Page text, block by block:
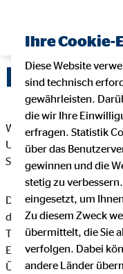
Wir freuen uns sehr
Unternehmen.
Stellenwert bei der
Die Verarbeitung
des Namens, der
Telefonnummer einer
Einklang mit der
Übereinstimmung mit
Ihre Cookie-
Diese Website
sind technisch
gewährleisten.
die wir Ihre
erfragen. Statistik
über das
gewinnen und die
stetig zu
eingesetzt, um
Zu diesem Zweck
übermittelt, die Sie
verfolgen. Dabei
andere Länder